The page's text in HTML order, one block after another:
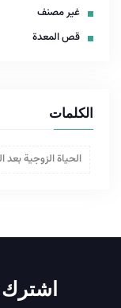
غير مصنف
قص المعدة
الكلمات
الحياة الزوجية بعد
اشترك